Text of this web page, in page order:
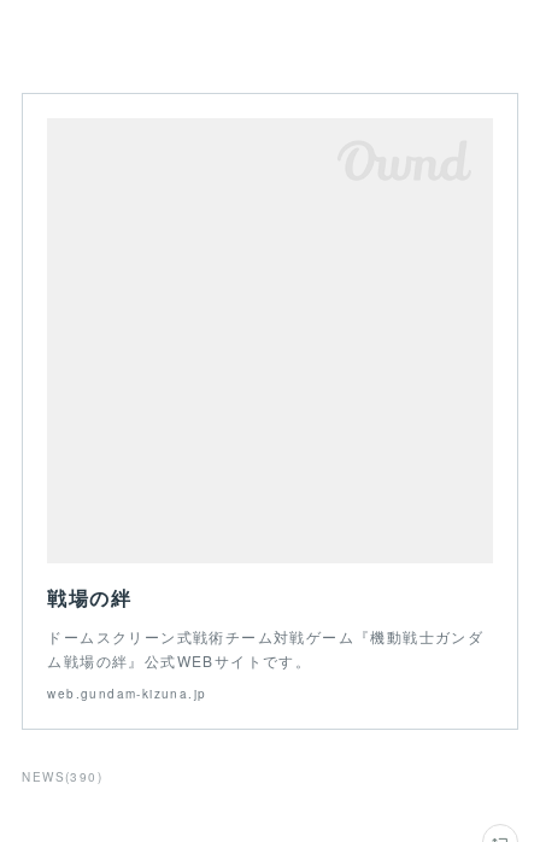
戦場の絆
ドームスクリーン式戦術チーム対戦ゲーム『機動戦士ガンダ
ム戦場の絆』公式WEBサイトです。
web.gundam-kizuna.jp
NEWS (390 )